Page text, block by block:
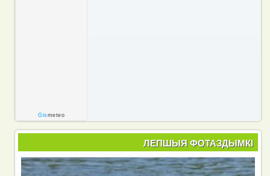
Gismeteo
ЛЕПШЫЯ ФОТАЗДЫМКІ